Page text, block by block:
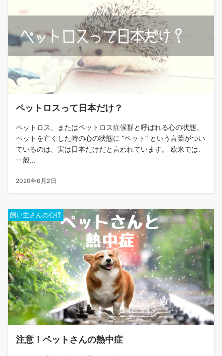
ペットロスって日本だけ？
ペットロス、またはペットロス症候群と呼ばれる心の状態。
ペットを亡くした時の心の状態に “ペット” という言葉がつい
ているのは、実は日本だけだと言われています。 欧米では、
一般...
2020年6月2日
飼い主さんの心得
注意！ペットさんの熱中症